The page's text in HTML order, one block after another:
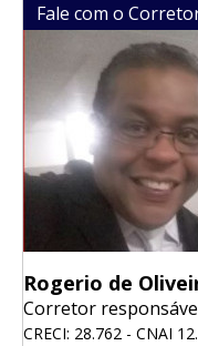
Fale com o
Rogerio de
Corretor
CRECI: 28.762 - CNAI